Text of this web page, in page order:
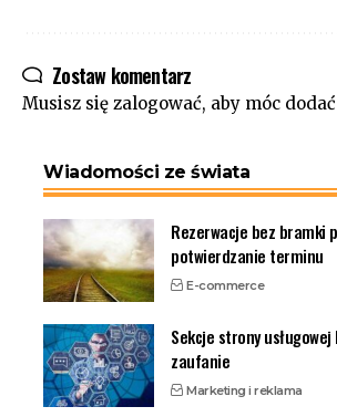
Zostaw komentarz
Musisz się zalogować, aby móc
Wiadomości ze świata
Rezerwacje bez bramki
potwierdzanie terminu
E-commerce
Sekcje strony
zaufanie
Marketing i reklama